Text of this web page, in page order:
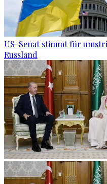
US-Senat stimmt für
Russland